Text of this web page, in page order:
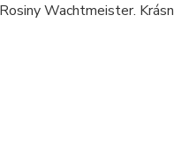
Wachtmeister.